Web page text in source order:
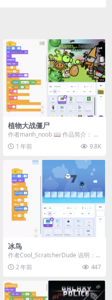
植物大战僵尸
作者manh_noob ​📖 作品简介：​ 这
是一款灵感来源于经典游戏《植物
大战...1 年前 9.8K
冰鸟
作者Cool_ScratcherDude 说明： ·
使用箭头键左右移动 · 避...
2 年前 447